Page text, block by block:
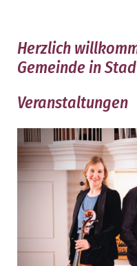
Herzlich
Gemeinde in
Veranstaltungen